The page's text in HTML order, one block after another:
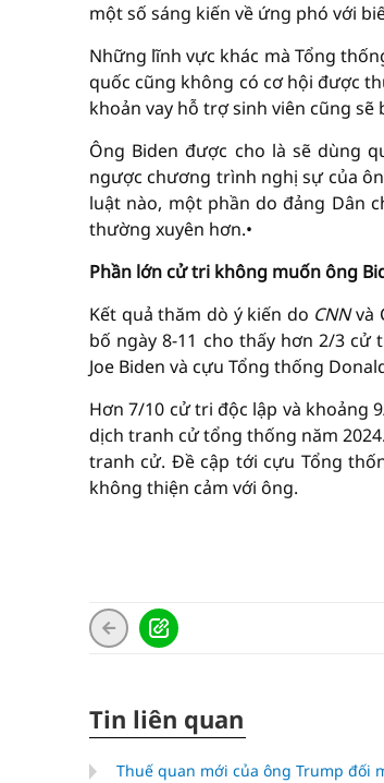
một số sáng kiến về ứng phó với
Những lĩnh vực khác mà Tổng
quốc cũng không có cơ hội được
khoản vay hỗ trợ sinh viên cũng sẽ
Ông Biden được cho là sẽ dùng
ngược chương trình nghị sự của
luật nào, một phần do đảng Dân
thường xuyên hơn.•
Phần lớn cử tri không muốn ông
Kết quả thăm dò ý kiến do CNNvà
bố ngày 8-11 cho thấy hơn 2/3
Joe Biden và cựu Tổng thống
Hơn 7/10 cử tri độc lập và khoảng
dịch tranh cử tổng thống năm
tranh cử. Đề cập tới cựu Tổng
không thiện cảm với ông.
Tin liên quan
Thuế quan mới của ông Trump đối